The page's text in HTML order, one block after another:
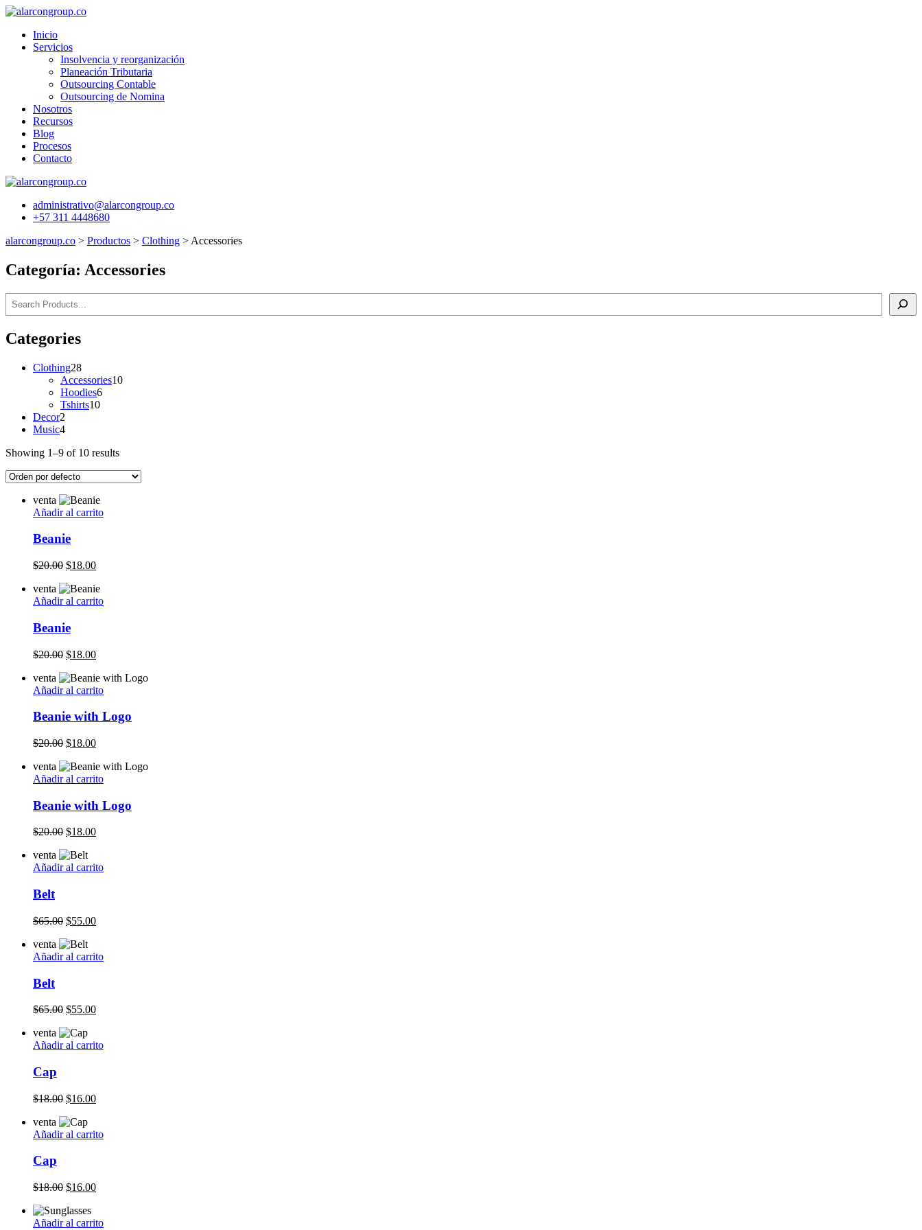
Saltar
contenido
Inicio
Servicios
Insolvencia y reorganización
Planeación Tributaria
Outsourcing Contable
Outsourcing de Nomina
Nosotros
Recursos
Blog
Procesos
Contacto
administrativo@alarcongroup.co
+57 311 4448680
alarcongroup.co > Productos > Clothing > Accessories
Categoría: Accessories
Buscar
Categories
Clothing2828
productos
Accessories1010
Hoodies66
Tshirts1010
Decor2
productos
Music44
Showing 1–9 of 10 results
venta
Añadir al carrito
Beanie
$20.00 Original
was:
$20.00.
$18.00Current
is:
$18.00.
venta
Añadir al carrito
Beanie
$20.00 Original
was:
$20.00.
$18.00Current
is:
$18.00.
venta
Añadir al carrito
Beanie with Logo
$20.00 Original
was:
$20.00.
$18.00Current
is:
$18.00.
venta
Añadir al carrito
Beanie with Logo
$20.00 Original
was:
$20.00.
$18.00Current
$18.00.
venta
Añadir al carrito
Belt
$65.00 Original
was:
$65.00.
$55.00Current
$55.00.
venta
Añadir al carrito
Belt
$65.00 Original
was:
$65.00.
$55.00Current
$55.00.
venta
Añadir al carrito
Cap
$18.00 Original
was:
$18.00.
$16.00Current
$16.00.
venta
Añadir al carrito
Cap
$18.00 Original
was:
$18.00.
$16.00Current
$16.00.
Añadir al carrito